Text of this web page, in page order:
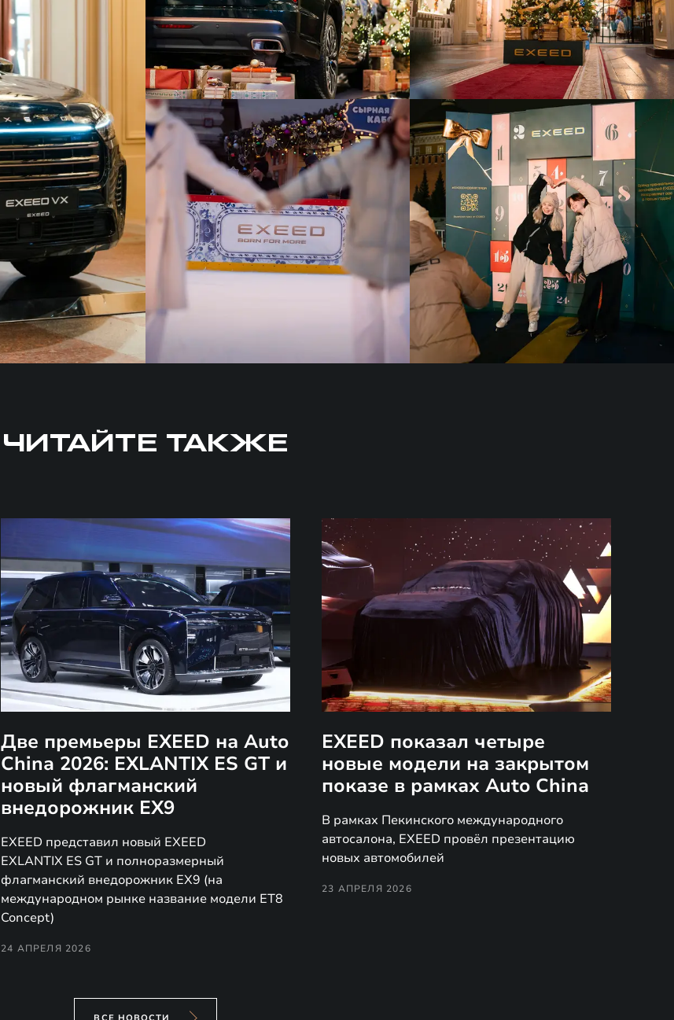
ЧИТАЙТЕ ТАКЖЕ
Две премьеры EXEED на Auto
China 2026: EXLANTIX ES GT и
новый флагманский
внедорожник EX9
EXEED представил новый EXEED
EXLANTIX ES GT и полноразмерный
флагманский внедорожник EX9 (на
международном рынке название модели ET8
Concept)
24 АПРЕЛЯ 2026
EXEED показал четыре
новые модели на закрытом
показе в рамках Auto China
В рамках Пекинского международного
автосалона, EXEED провёл презентацию
новых автомобилей
23 АПРЕЛЯ 2026